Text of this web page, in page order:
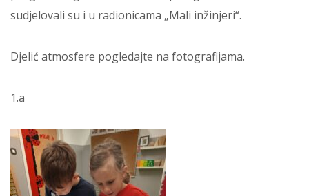
sudjelovali su i u radionicama „Mali inžinjeri“.
Djelić atmosfere pogledajte na fotografijama.
1.a